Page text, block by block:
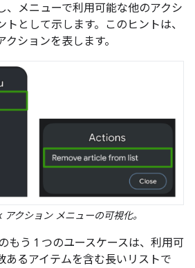
、メニューで利用可能な他のアクシ
トとして示します。このヒントは、
ションを表します。
アクション メニューの可視化。
もう 1 つのユースケースは、利用可
あるアイテムを含む長いリストで